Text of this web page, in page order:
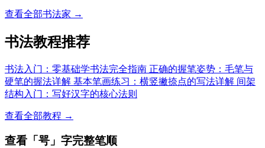
查看全部书法家 →
书法教程推荐
书法入门：零基础学书法完全指南 正确的握笔姿势：毛笔与
硬笔的握法详解 基本笔画练习：横竖撇捺点的写法详解 间架
结构入门：写好汉字的核心法则
查看全部教程 →
查看「咢」字完整笔顺